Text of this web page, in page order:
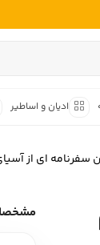
ادیان و اساطیر
ای از آسیای